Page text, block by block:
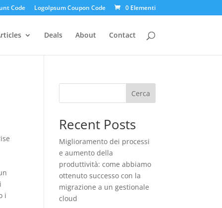
Code LogoIpsum Coupon Code 0 Elementi
Deals About Contact
i
Cerca
Recent Posts
Miglioramento dei processi
e aumento della
produttività: come abbiamo
ottenuto successo con la
migrazione a un gestionale
cloud